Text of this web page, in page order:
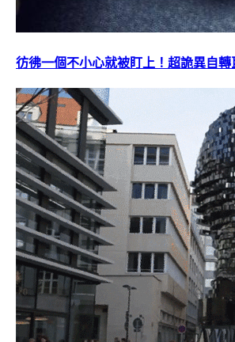
彷彿一個不小心就被盯上！超詭異自轉